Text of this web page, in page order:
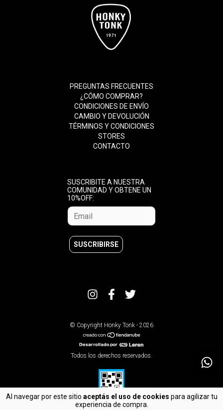
Al navegar por este sitio aceptás el uso de cookies para agilizar tu
experiencia de compra.
PREGUNTAS FRECUENTES
¿CÓMO COMPRAR?
CONDICIONES DE ENVÍO
CAMBIO Y DEVOLUCIÓN
TÉRMINOS Y CONDICIONES
STORES
CONTACTO
SUSCRIBITE A NUESTRA
COMUNIDAD Y OBTENE UN
10%OFF:
© Copyright Honky Tonk - 2026
Todos los derechos reservados.